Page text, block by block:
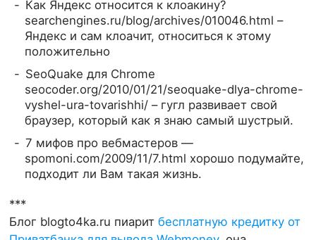
Как Яндекс относится к клоакину?
searchengines.ru/blog/archives/010046.html –
Яндекс и сам клоачит, относиться к этому
положительно
SeoQuake для Chrome
seocoder.org/2010/01/21/seoquake-dlya-chrome-
vyshel-ura-tovarishhi/ – гугл развивает свой
браузер, который как я знаю самый шустрый.
7 мифов про вебмастеров —
spomoni.com/2009/11/7.html хорошо подумайте,
подходит ли Вам такая жизнь.
***
Блог blogto4ka.ru пиаритбесплатную кредитку от